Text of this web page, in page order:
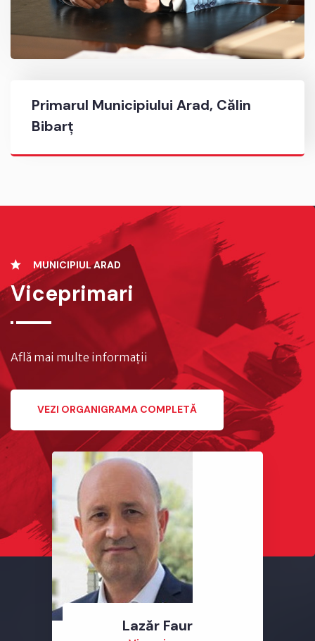
Primarul Municipiului Arad, Călin
Bibarț
MUNICIPIUL ARAD
Viceprimari
Află mai multe informații
VEZI ORGANIGRAMA COMPLETĂ
Lazăr Faur